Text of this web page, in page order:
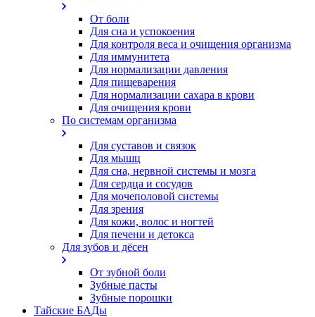
От боли
Для сна и успокоения
Для контроля веса и очищения организма
Для иммунитета
Для нормализации давления
Для пищеварения
Для нормализации сахара в крови
Для очищения крови
По системам организма
Для суставов и связок
Для мышц
Для сна, нервной системы и мозга
Для сердца и сосудов
Для мочеполовой системы
Для зрения
Для кожи, волос и ногтей
Для печени и детокса
Для зубов и дёсен
От зубной боли
Зубные пасты
Зубные порошки
Тайские БАДы